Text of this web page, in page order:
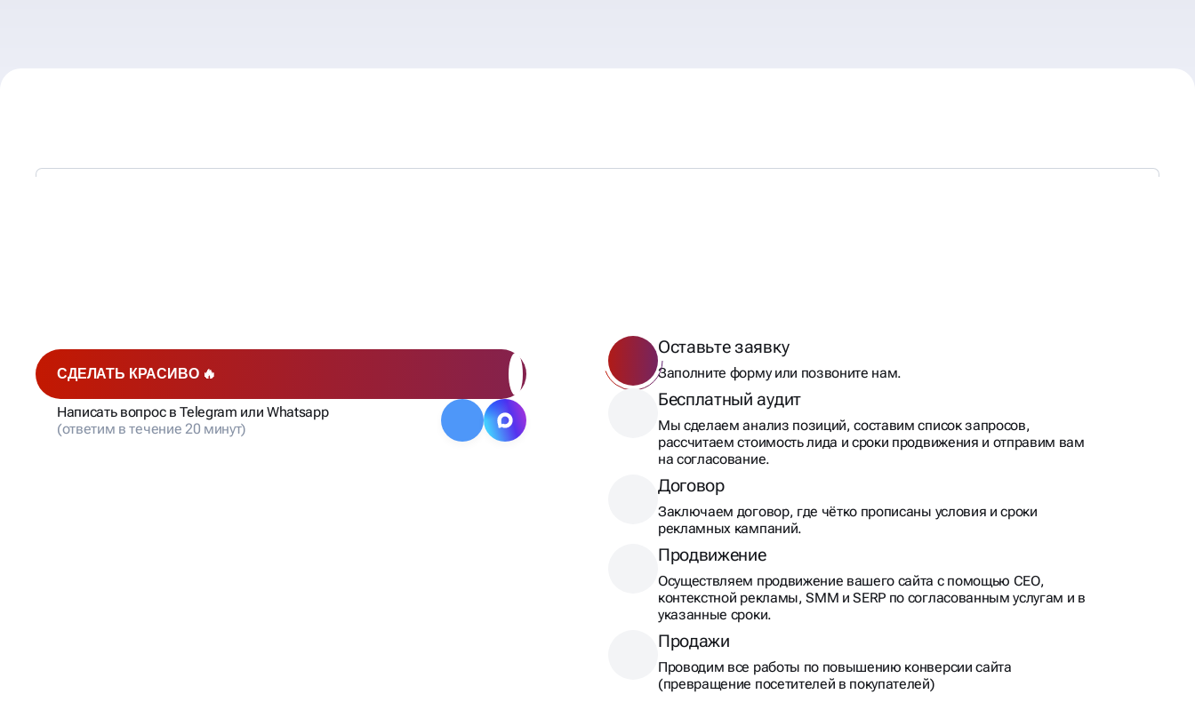
СДЕЛАТЬ КРАСИВО 🔥
Написать вопрос в Telegram или Whatsapp
(ответим в течение 20 минут)
Оставьте заявку
Заполните форму или позвоните нам.
Бесплатный аудит
Мы сделаем анализ позиций, составим список запросов,
рассчитаем стоимость лида и сроки продвижения и отправим вам
на согласование.
Договор
Заключаем договор, где чётко прописаны условия и сроки
рекламных кампаний.
Продвижение
Осуществляем продвижение вашего сайта с помощью СЕО,
контекстной рекламы, SMM и SERP по согласованным услугам и в
указанные сроки.
Продажи
Проводим все работы по повышению конверсии сайта
(превращение посетителей в покупателей)